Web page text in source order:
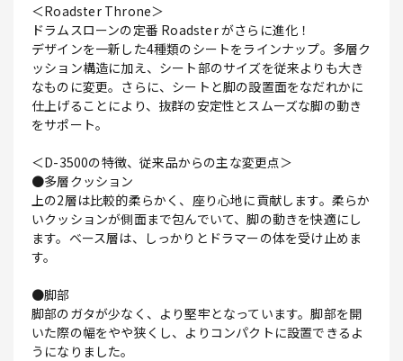
＜Roadster Throne＞
ドラムスローンの定番 Roadster がさらに進化！
デザインを一新した4種類のシートをラインナップ。多層ク
ッション構造に加え、シート部のサイズを従来よりも大き
なものに変更。さらに、シートと脚の設置面をなだれかに
仕上げることにより、抜群の安定性とスムーズな脚の動き
をサポート。
＜D-3500の特徴、従来品からの主な変更点＞
●多層クッション
上の2層は比較的柔らかく、座り心地に貢献します。柔らか
いクッションが側面まで包んでいて、脚の動きを快適にし
ます。ベース層は、しっかりとドラマーの体を受け止めま
す。
●脚部
脚部のガタが少なく、より堅牢となっています。脚部を開
いた際の幅をやや狭くし、よりコンパクトに設置できるよ
うになりました。